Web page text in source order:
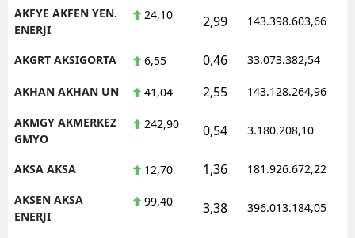
AKFYE AKFEN YEN.
ENERJI
24,10 2,99 143.398.603,66
AKGRT AKSIGORTA 6,55 0,46 33.073.382,54
AKHAN AKHAN UN 41,04 2,55 143.128.264,96
AKMGY AKMERKEZ
GMYO
242,90 0,54 3.180.208,10
AKSA AKSA 12,70 1,36 181.926.672,22
AKSEN AKSA
ENERJI
99,40 3,38 396.013.184,05